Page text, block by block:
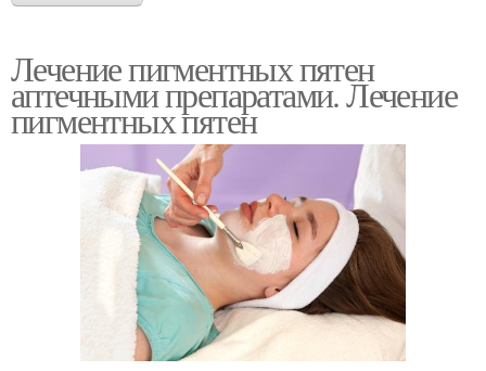
Лечение пигментных пятен
аптечными препаратами. Лечение
пигментных пятен